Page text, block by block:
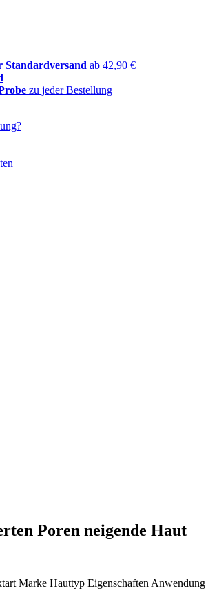
Standardversand ab 42,90 €
zu jeder Bestellung
Poren neigende Haut
Marke Hauttyp Eigenschaften Anwendung